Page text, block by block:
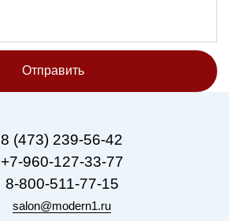
Отправить
8 (473) 239-56-42
+7-960-127-33-77
8-800-511-77-15
salon@modern1.ru